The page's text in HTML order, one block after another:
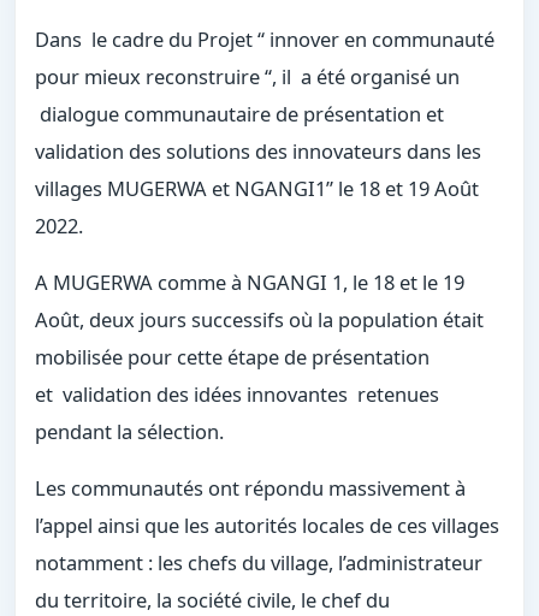
Dans le cadre du Projet “ innover en communauté
pour mieux reconstruire “, il a été organisé un
dialogue communautaire de présentation et
validation des solutions des innovateurs dans les
villages MUGERWA et NGANGI1” le 18 et 19 Août
2022.
A MUGERWA comme à NGANGI 1, le 18 et le 19
Août, deux jours successifs où la population était
mobilisée pour cette étape de présentation
et validation des idées innovantes retenues
pendant la sélection.
Les communautés ont répondu massivement à
l’appel ainsi que les autorités locales de ces villages
notamment : les chefs du village, l’administrateur
du territoire, la société civile, le chef du